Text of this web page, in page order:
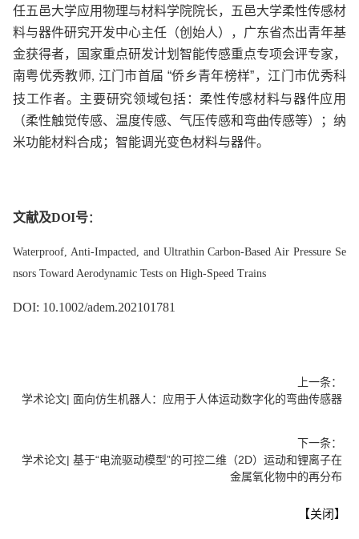
任五邑大学应用物理与材料学院院长，五邑大学柔性传感材
料与器件研究开发中心主任（创始人），广东省杰出青年基
金获得者，国家重点研发计划智能传感重点专项会评专家，
南粤优秀教师, 江门市首届 “侨乡青年榜样”，江门市优秀科
技工作者。主要研究领域包括：柔性传感材料与器件应用
（柔性触觉传感、温度传感、气压传感和弯曲传感等）；纳
米功能材料合成；智能调光变色材料与器件。
文献及DOI号：
Waterproof, Anti-Impacted, and Ultrathin Carbon-Based Air Pressure Se
nsors Toward Aerodynamic Tests on High-Speed Trains
DOI: 10.1002/adem.202101781
上一条：
学术论文| 面向仿生机器人：应用于人体运动数字化的弯曲传感器
下一条：
学术论文| 基于“电流驱动模型”的可控二维（2D）运动和锂离子在
金属氧化物中的再分布
【关闭】